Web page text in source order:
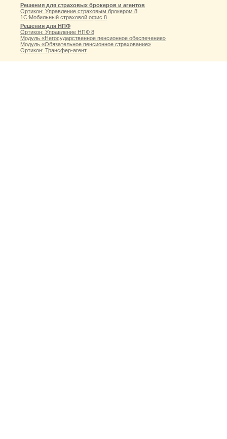
Решения для страховых брокеров и агентов
Ортикон: Управление страховым брокером 8
1С:Мобильный страховой офис 8
Решения для НПФ
Ортикон: Управление НПФ 8
Модуль «Негосударственное пенсионное обеспечение»
Модуль «Обязательное пенсионное страхование»
Ортикон: Трансфер-агент